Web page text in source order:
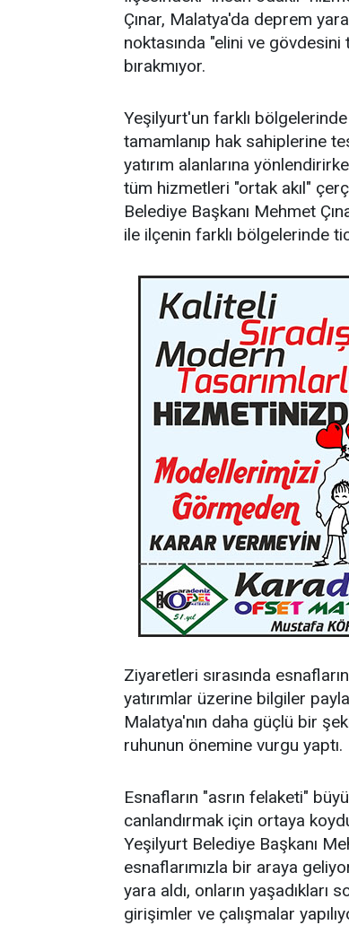
Çınar, Malatya'da deprem
noktasında "elini ve gövdesini
bırakmıyor.
Yeşilyurt'un farklı
tamamlanıp hak sahiplerine
yatırım alanlarına
tüm hizmetleri "ortak akıl"
Belediye Başkanı Mehmet
ile ilçenin farklı bölgelerinde
Ziyaretleri sırasında
yatırımlar üzerine bilgiler
Malatya'nın daha güçlü bir
ruhunun önemine vurgu yaptı.
Esnafların "asrın felaketi"
canlandırmak için ortaya
Yeşilyurt Belediye Başkanı
esnaflarımızla bir araya
yara aldı, onların yaşadıkları
girişimler ve çalışmalar